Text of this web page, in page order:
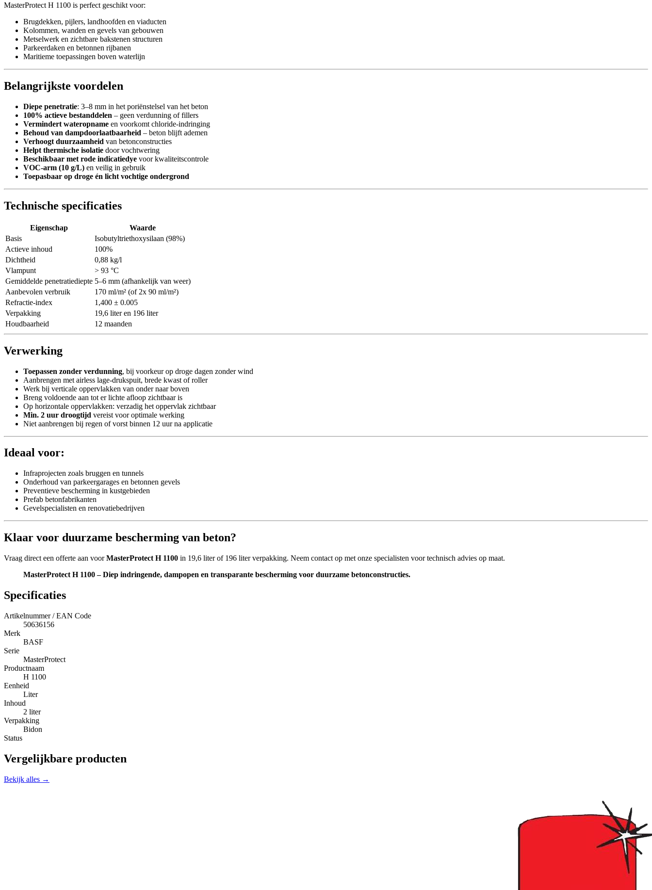
MasterProtect H 1100 is perfect geschikt voor:
Brugdekken, pijlers, landhoofden en viaducten
Kolommen, wanden en gevels van gebouwen
Metselwerk en zichtbare bakstenen structuren
Parkeerdaken en betonnen rijbanen
Maritieme toepassingen boven waterlijn
Belangrijkste voordelen
Diepe penetratie: 3–8 mm in het poriënstelsel van het beton
100% actieve bestanddelen – geen verdunning of fillers
Vermindert wateropname en voorkomt chloride-indringing
Behoud van dampdoorlaatbaarheid – beton blijft ademen
Verhoogt duurzaamheid van betonconstructies
Helpt thermische isolatie door vochtwering
Beschikbaar met rode indicatiedye voor kwaliteitscontrole
VOC-arm (10 g/L) en veilig in gebruik
Toepasbaar op droge én licht vochtige ondergrond
Technische specificaties
Eigenschap
Waarde
Basis
Isobutyltriethoxysilaan (98%)
Actieve inhoud
100%
Dichtheid
0,88 kg/l
Vlampunt
> 93 °C
Gemiddelde penetratiediepte 5–6 mm (afhankelijk van weer)
Aanbevolen verbruik
170 ml/m² (of 2x 90 ml/m²)
Refractie-index
1,400 ± 0.005
Verpakking
19,6 liter en 196 liter
Houdbaarheid
12 maanden
Verwerking
Toepassen zonder verdunning, bij voorkeur op droge dagen zonder wind
Aanbrengen met airless lage-drukspuit, brede kwast of roller
Werk bij verticale oppervlakken van onder naar boven
Breng voldoende aan tot er lichte afloop zichtbaar is
Op horizontale oppervlakken: verzadig het oppervlak zichtbaar
Min. 2 uur droogtijd vereist voor optimale werking
Niet aanbrengen bij regen of vorst binnen 12 uur na applicatie
Ideaal voor:
Infraprojecten zoals bruggen en tunnels
Onderhoud van parkeergarages en betonnen gevels
Preventieve bescherming in kustgebieden
Prefab betonfabrikanten
Gevelspecialisten en renovatiebedrijven
Klaar voor duurzame bescherming van beton?
Vraag direct een offerte aan voorMasterProtect H 1100 in 19,6 liter of 196 liter verpakking. Neem contact op met onze specialisten voor technisch advies op maat.
MasterProtect H 1100 – Diep indringende, dampopen en transparante bescherming voor duurzame betonconstructies.
Specificaties
Artikelnummer / EAN Code
50636156
Merk
BASF
Serie
MasterProtect
Productnaam
H 1100
Eenheid
Liter
Inhoud
2 liter
Verpakking
Bidon
Status
Vergelijkbare producten
Bekijk alles →